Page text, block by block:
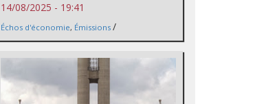
14/08/2025 - 19:41
Échos d'économie, Émissions /